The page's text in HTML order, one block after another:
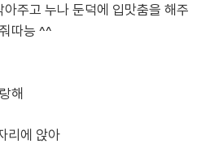
아주고 누나 둔덕에 입맛춤을 해주
따능 ^^
해
리에 앉아